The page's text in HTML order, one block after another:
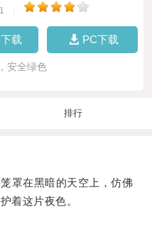
载 PC下载
安全绿色
排行
在黑暗的天空上，仿佛
着这片夜色。